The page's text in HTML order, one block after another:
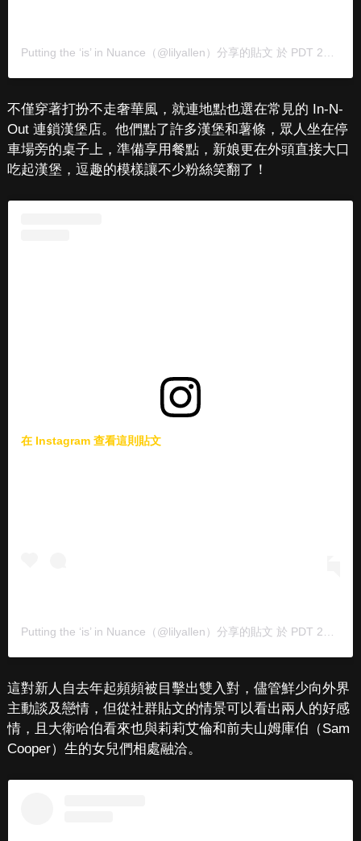
Putting the ‘is’ in Nuance （@lilyallen）分享的貼文 於 PDT 2020 年 9月 月 9 日 上午 10:04
不僅穿著打扮不走奢華風，就連地點也選在常見的 In-N-
Out 連鎖漢堡店。他們點了許多漢堡和薯條，眾人坐在停
車場旁的桌子上，準備享用餐點，新娘更在外頭直接大口
吃起漢堡，逗趣的模樣讓不少粉絲笑翻了！
在 Instagram 查看這則貼文
Putting the ‘is’ in Nuance （@lilyallen）分享的貼文 於 PDT 2020 年 9月 月 9 日 上午 10:05
這對新人自去年起頻頻被目擊出雙入對，儘管鮮少向外界
主動談及戀情，但從社群貼文的情景可以看出兩人的好感
情，且大衛哈伯看來也與莉莉艾倫和前夫山姆庫伯（Sam
Cooper）生的女兒們相處融洽。